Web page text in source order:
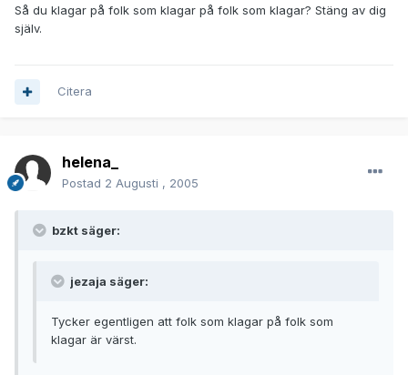
Så du klagar på folk som klagar på folk som klagar? Stäng av dig
själv.
Citera
helena_
Postad 2 Augusti , 2005
bzkt säger:
jezaja säger:
Tycker egentligen att folk som klagar på folk som
klagar är värst.